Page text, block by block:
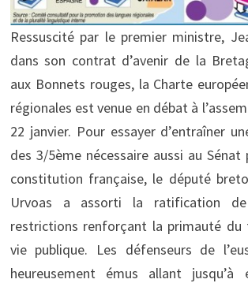
Ressuscité par le premier ministre,
dans son contrat d’avenir de la
aux Bonnets rouges, la Charte
régionales est venue en débat à
22 janvier. Pour essayer d’entraîner
des 3/5ème nécessaire aussi au
constitution française, le député
Urvoas a assorti la ratification
restrictions renforçant la primauté du
vie publique. Les défenseurs de
heureusement émus allant